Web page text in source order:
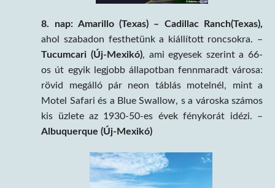
8. nap: Amarillo (Texas) – Cadillac Ranch(Texas),
ahol szabadon festhetünk a kiállított roncsokra. –
Tucumcari (Új-Mexikó), ami egyesek szerint a 66-
os út egyik legjobb állapotban fennmaradt városa:
rövid megálló pár neon táblás motelnél, mint a
Motel Safari és a Blue Swallow, s a városka számos
kis üzlete az 1930-50-es évek fénykorát idézi. –
Albuquerque (Új-Mexikó)